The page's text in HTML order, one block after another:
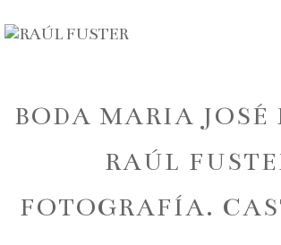
BODA MARIA JOSÉ
RAÚL
FOTOGRAFÍA.